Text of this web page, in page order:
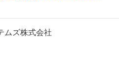
ムズ株式会社